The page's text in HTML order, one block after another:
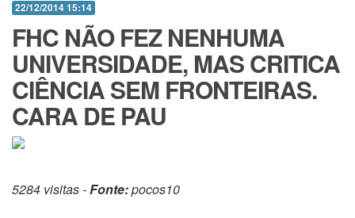
22/12/2014 15:14
FHC NÃO FEZ NENHUMA
UNIVERSIDADE, MAS CRITICA
CIÊNCIA SEM FRONTEIRAS.
CARA DE PAU
5284 visitas -Fonte:pocos10